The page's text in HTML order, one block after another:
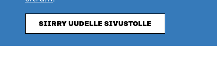
SIIRRY UUDELLE SIVUSTOLLE